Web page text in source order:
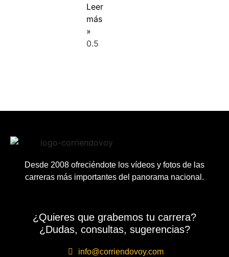
Leer
más
»
Desde 2008 ofreciéndote los vídeos y fotos de las
carreras más importantes del panorama nacional.
¿Quieres que grabemos tu carrera?
¿Dudas, consultas, sugerencias?
info@corriendovoy.com